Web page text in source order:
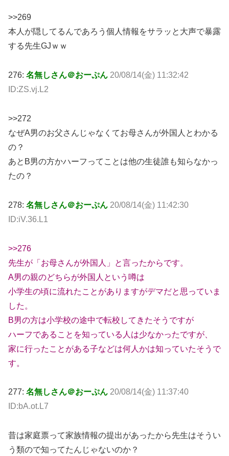
>>269
本人が隠してるんであろう個人情報をサラッと大声で暴露
する先生GJｗｗ
276: 名無しさん＠おーぷん 20/08/14(金) 11:32:42
ID:ZS.vj.L2
>>272
なぜA男のお父さんじゃなくてお母さんが外国人とわかる
の？
あとB男の方かハーフってことは他の生徒誰も知らなかっ
たの？
278: 名無しさん＠おーぷん 20/08/14(金) 11:42:30
ID:iV.36.L1
>>276
先生が「お母さんが外国人」と言ったからです。
A男の親のどちらが外国人という噂は
小学生の頃に流れたことがありますがデマだと思っていま
した。
B男の方は小学校の途中で転校してきたそうですが
ハーフであることを知っている人は少なかったですが、
家に行ったことがある子などは何人かは知っていたそうで
す。
277: 名無しさん＠おーぷん 20/08/14(金) 11:37:40
ID:bA.ot.L7
昔は家庭票って家族情報の提出があったから先生はそうい
う類ので知ってたんじゃないのか？